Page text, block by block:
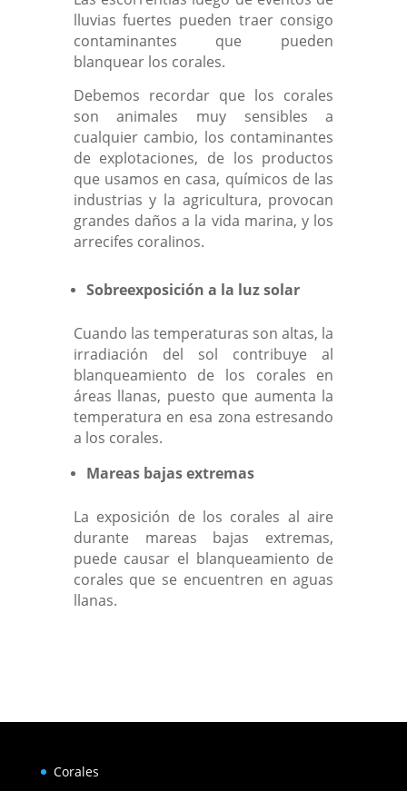
lluvias fuertes pueden traer consigo
contaminantes que pueden
blanquear los corales.
Debemos recordar que los corales
son animales muy sensibles a
cualquier cambio, los contaminantes
de explotaciones, de los productos
que usamos en casa, químicos de las
industrias y la agricultura, provocan
grandes daños a la vida marina, y los
arrecifes coralinos.
Sobreexposición a la luz solar
Cuando las temperaturas son altas, la
irradiación del sol contribuye al
blanqueamiento de los corales en
áreas llanas, puesto que aumenta la
temperatura en esa zona estresando
a los corales.
Mareas bajas extremas
La exposición de los corales al aire
durante mareas bajas extremas,
puede causar el blanqueamiento de
corales que se encuentren en aguas
llanas.
Corales